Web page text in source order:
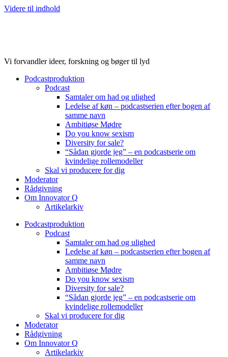
Videre til indhold
Vi forvandler ideer, forskning og bøger til lyd
Podcastproduktion
Podcast
Samtaler om had og ulighed
Ledelse af køn – podcastserien efter bogen af
samme navn
Ambitiøse Mødre
Do you know sexism
Diversity for sale?
“Sådan gjorde jeg” – en podcastserie om
kvindelige rollemodeller
Skal vi producere for dig
Moderator
Rådgivning
Om Innovator Q
Artikelarkiv
Podcastproduktion
Podcast
Samtaler om had og ulighed
Ledelse af køn – podcastserien efter bogen af
samme navn
Ambitiøse Mødre
Do you know sexism
Diversity for sale?
“Sådan gjorde jeg” – en podcastserie om
kvindelige rollemodeller
Skal vi producere for dig
Moderator
Rådgivning
Om Innovator Q
Artikelarkiv